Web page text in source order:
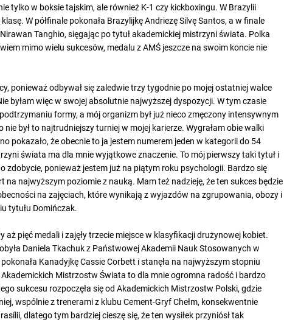
tylko w boksie tajskim, ale również K-1 czy kickboxingu. W Brazylii
W półfinale pokonała Brazylijkę Andriezę Silvę Santos, a w finale
Tanghio, sięgając po tytuł akademickiej mistrzyni świata. Polka
mimo wielu sukcesów, medalu z AMŚ jeszcze na swoim koncie nie
ponieważ odbywał się zaledwie trzy tygodnie po mojej ostatniej walce
byłam więc w swojej absolutnie najwyższej dyspozycji. W tym czasie
formy, a mój organizm był już nieco zmęczony intensywnym
był to najtrudniejszy turniej w mojej karierze. Wygrałam obie walki
pokazało, że obecnie to ja jestem numerem jeden w kategorii do 54
świata ma dla mnie wyjątkowe znaczenie. To mój pierwszy taki tytuł i
zdobycie, ponieważ jestem już na piątym roku psychologii. Bardzo się
na najwyższym poziomie z nauką. Mam też nadzieję, że ten sukces będzie
na zajęciach, które wynikają z wyjazdów na zgrupowania, obozy i
tytułu Domińczak.
aż pięć medali i zajęły trzecie miejsce w klasyfikacji drużynowej kobiet.
Daniela Tkachuk z Państwowej Akademii Nauk Stosowanych w
Kanadyjkę Cassie Corbett i stanęła na najwyższym stopniu
Mistrzostw Świata to dla mnie ogromna radość i bardzo
sukcesu rozpoczęła się od Akademickich Mistrzostw Polski, gdzie
wspólnie z trenerami z klubu Cement-Gryf Chełm, konsekwentnie
dlatego tym bardziej cieszę się, że ten wysiłek przyniósł tak